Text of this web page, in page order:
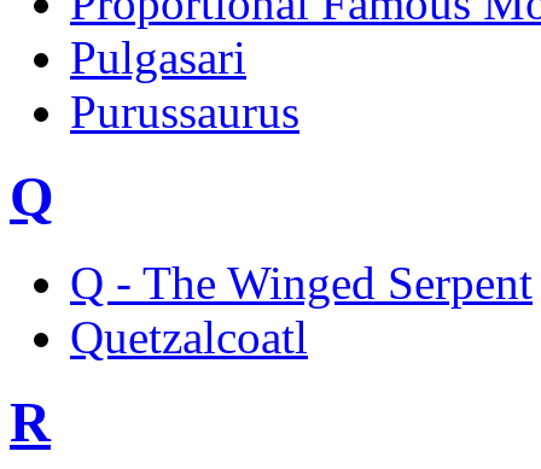
Pulgasari
Purussaurus
Q
Q - The Winged Serpent
Quetzalcoatl
R